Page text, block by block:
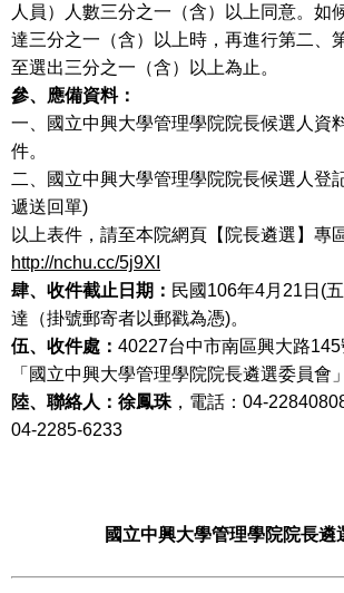
人員）人數三分之一（含）以上同意。如
達三分之一（含）以上時，再進行第二、
至選出三分之一（含）以上為止。
參、應備資料：
一、國立中興大學管理學院院長候選人資
件。
二、國立中興大學管理學院院長候選人登
遞送回單)
以上表件，請至本院網頁【院長遴選】專
http://nchu.cc/5j9XI
肆、收件截止日期： 民國106年4月21日(
達（掛號郵寄者以郵戳為憑)。
伍、收件處： 40227台中市南區興大路
「國立中興大學管理學院院長遴選委員會
陸、聯絡人：徐鳳珠 ，電話：04-
04-2285-6233
國立中興大學管理學院院長